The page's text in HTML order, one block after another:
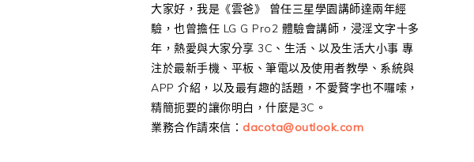
大家好，我是《雲爸》 曾任三星學園講師達兩年經
驗，也曾擔任 LG G Pro2 體驗會講師，浸淫文字十多
年，熱愛與大家分享 3C、生活、以及生活大小事 專
注於最新手機、平板、筆電以及使用者教學、系統與
APP 介紹，以及最有趣的話題，不愛贅字也不囉嗦，
精簡扼要的讓你明白，什麼是3C。
業務合作請來信： dacota@outlook.com